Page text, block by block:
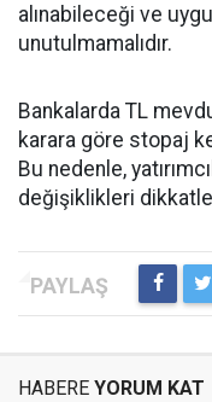
alınabileceği ve
unutulmamalıdır.
Bankalarda TL
karara göre stopaj
Bu nedenle,
değişiklikleri
HABERE YORUM KAT